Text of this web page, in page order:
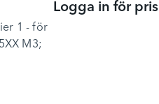
1 - för
M3;
Logga in för pris